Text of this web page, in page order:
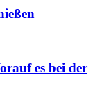
es bei der